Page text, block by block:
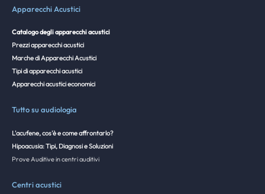
Apparecchi Acustici
Catalogo degli apparecchi acustici
Prezzi apparecchi acustici
Marche di Apparecchi Acustici
Tipi di apparecchi acustici
Apparecchi acustici economici
Tutto su audiologia
L'acufene, cos'è e come affrontarlo?
Hipoacusia: Tipi, Diagnosi e Soluzioni
Prove Auditive in centri auditivi
Centri acustici